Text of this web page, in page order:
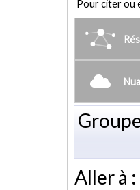
Pour citer ou
Aller à :